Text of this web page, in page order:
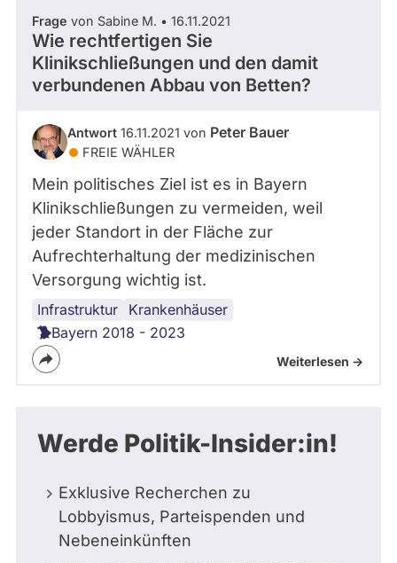
Frage von Sabine M. • 16.11.2021
Wie rechtfertigen Sie
Klinikschließungen und den damit
verbundenen Abbau von Betten?
Antwort 16.11.2021 von Peter Bauer
FREIE WÄHLER
Mein politisches Ziel ist es in Bayern
Klinikschließungen zu vermeiden, weil
jeder Standort in der Fläche zur
Aufrechterhaltung der medizinischen
Versorgung wichtig ist.
Infrastruktur Krankenhäuser
Demographie
Bayern 2018 - 2023
Weiterlesen ->
Werde Politik-Insider:in!
Exklusive Recherchen zu
Lobbyismus, Parteispenden und
Nebeneinkünften